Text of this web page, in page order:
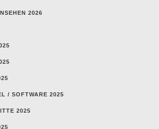
2026
/ SOFTWARE 2025
2025